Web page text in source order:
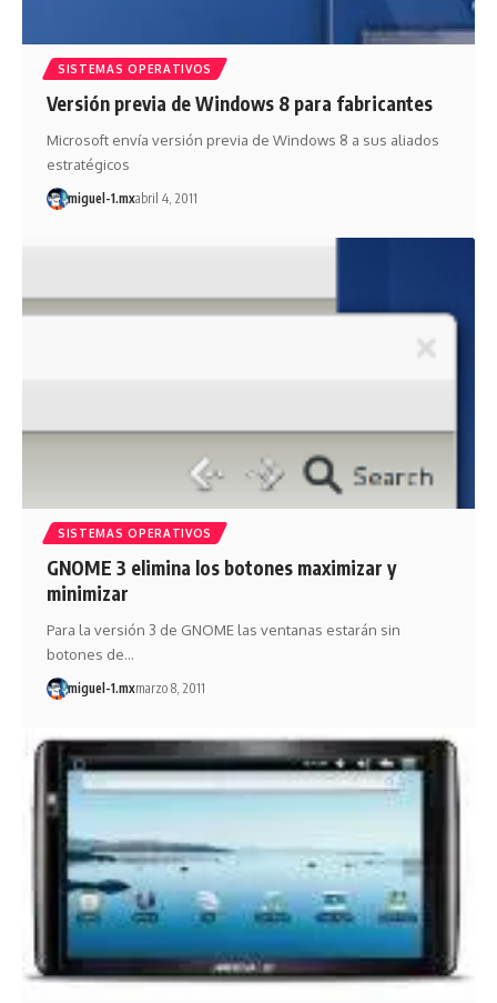
SISTEMAS OPERATIVOS
Versión previa de Windows 8 para fabricantes
Microsoft envía versión previa de Windows 8 a sus aliados
estratégicos
miguel-1.mxabril 4, 2011
SISTEMAS OPERATIVOS
GNOME 3 elimina los botones maximizar y
minimizar
Para la versión 3 de GNOME las ventanas estarán sin
botones de…
miguel-1.mxmarzo 8, 2011